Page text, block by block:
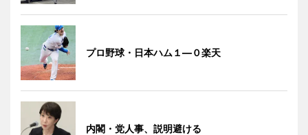
プロ野球・日本ハム１―０楽天
内閣・党人事、説明避ける